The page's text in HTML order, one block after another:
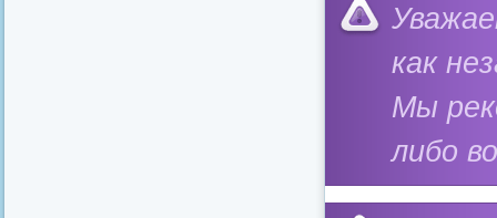
как
Мы
либо